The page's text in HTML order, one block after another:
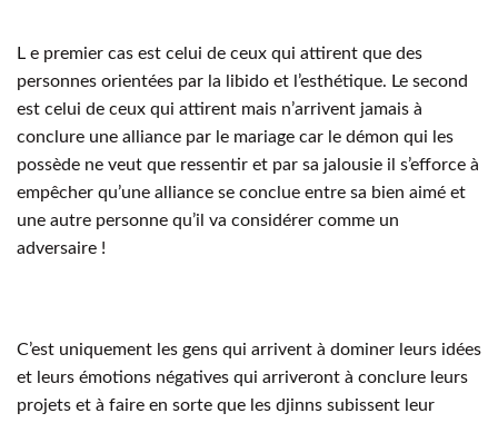
L e premier cas est celui de ceux qui attirent que des
personnes orientées par la libido et l’esthétique. Le second
est celui de ceux qui attirent mais n’arrivent jamais à
conclure une alliance par le mariage car le démon qui les
possède ne veut que ressentir et par sa jalousie il s’efforce à
empêcher qu’une alliance se conclue entre sa bien aimé et
une autre personne qu’il va considérer comme un
adversaire !
C’est uniquement les gens qui arrivent à dominer leurs idées
et leurs émotions négatives qui arriveront à conclure leurs
projets et à faire en sorte que les djinns subissent leur